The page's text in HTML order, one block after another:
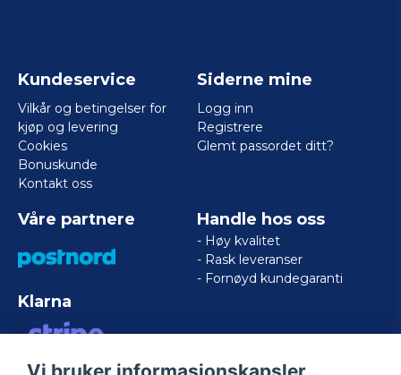
Kundeservice
Vilkår og betingelser for
kjøp og levering
Cookies
Bonuskunde
Kontakt oss
Siderne mine
Logg inn
Registrere
Glemt passordet ditt?
Våre partnere
Klarna
Handle hos oss
- Høy kvalitet
- Rask leveranser
- Fornøyd kundegaranti